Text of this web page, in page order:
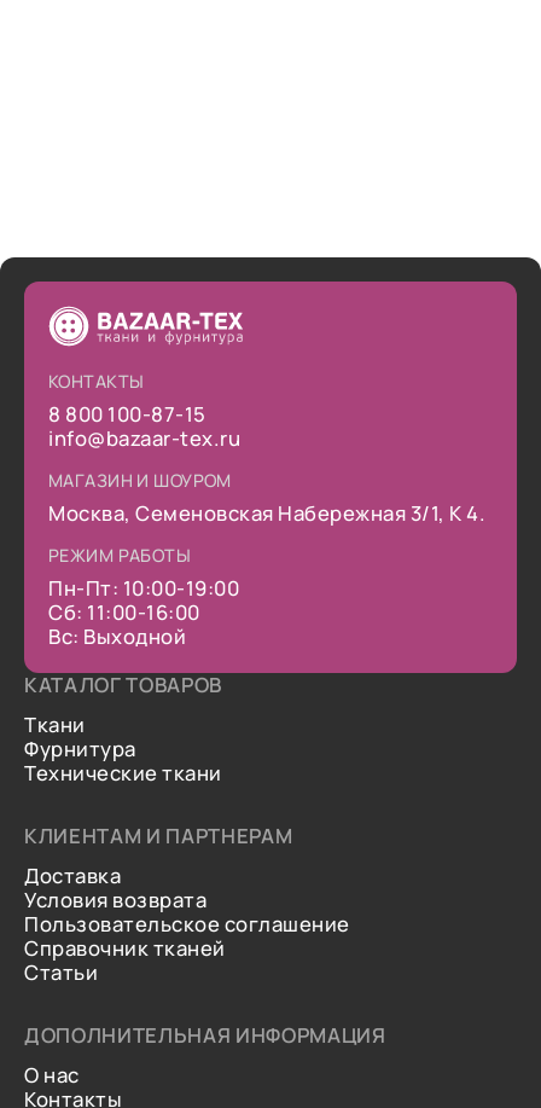
КОНТАКТЫ
8 800 100-87-15
info@bazaar-tex.ru
МАГАЗИН И ШОУРОМ
Москва, Семеновская Набережная 3/1, К 4.
РЕЖИМ РАБОТЫ
Пн-Пт: 10:00-19:00
Сб: 11:00-16:00
Вс: Выходной
КАТАЛОГ ТОВАРОВ
Ткани
Фурнитура
Технические ткани
КЛИЕНТАМ И ПАРТНЕРАМ
Доставка
Условия возврата
Пользовательское соглашение
Справочник тканей
Статьи
ДОПОЛНИТЕЛЬНАЯ ИНФОРМАЦИЯ
О нас
Контакты